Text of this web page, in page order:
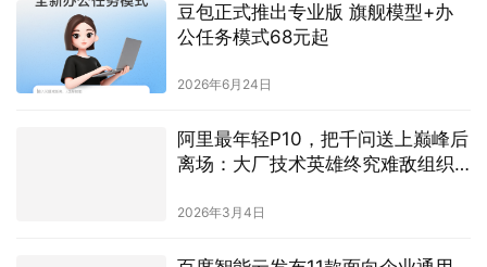
豆包正式推出专业版 旗舰模型+办
公任务模式68元起
2026年6月24日
阿里最年轻P10，把千问送上巅峰后
离场：大厂技术英雄终究难敌组织
2026年3月4日